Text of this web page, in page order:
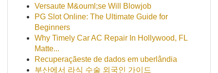
Versaute M&ouml;se Will Blowjob
PG Slot Online: The Ultimate Guide for
Beginners
Why Timely Car AC Repair In Hollywood, FL
Matte...
Recuperaçãeste de dados em uberlândia
부산에서 라식 수술 외국인 가이드